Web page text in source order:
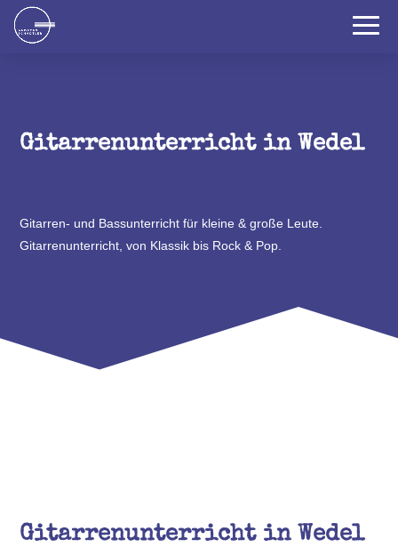
Gitarrenunterricht in Wedel
Gitarren- und Bassunterricht für kleine & große Leute.
Gitarrenunterricht, von Klassik bis Rock & Pop.
Gitarrenunterricht in Wedel